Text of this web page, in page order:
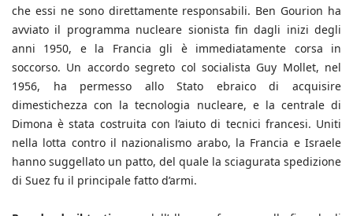
che essi ne sono direttamente responsabili. Ben Gourion ha
avviato il programma nucleare sionista fin dagli inizi degli
anni 1950, e la Francia gli è immediatamente corsa in
soccorso. Un accordo segreto col socialista Guy Mollet, nel
1956, ha permesso allo Stato ebraico di acquisire
dimestichezza con la tecnologia nucleare, e la centrale di
Dimona è stata costruita con l’aiuto di tecnici francesi. Uniti
nella lotta contro il nazionalismo arabo, la Francia e Israele
hanno suggellato un patto, del quale la sciagurata spedizione
di Suez fu il principale fatto d’armi.